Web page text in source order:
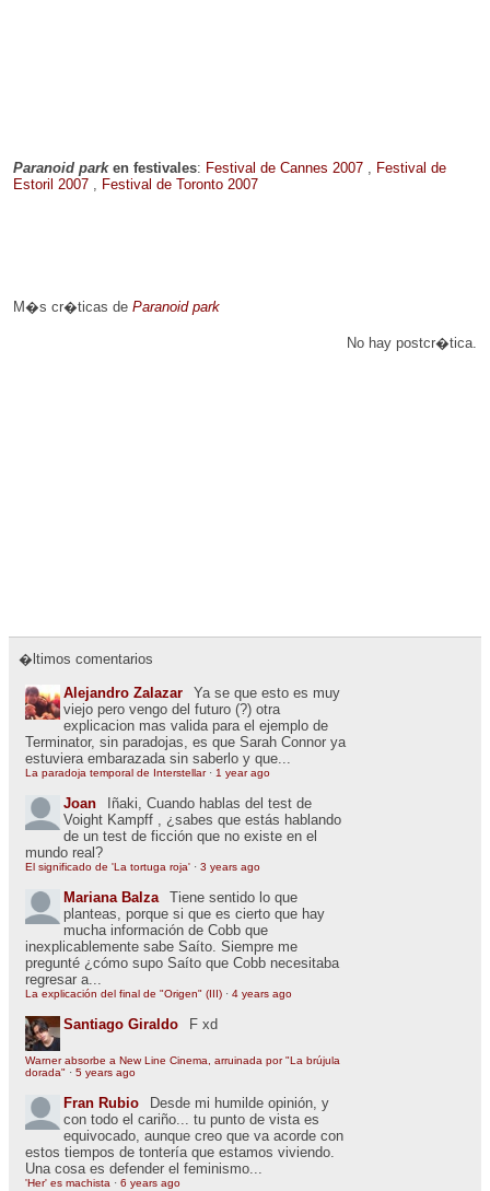
Paranoid parken festivales: Festival de Cannes 2007 , Festival de
Estoril 2007 , Festival de Toronto 2007
M�s cr�ticas deParanoid park
No hay postcr�tica.
�ltimos comentarios
Alejandro Zalazar
Ya se que esto es muy
viejo pero vengo del futuro (?) otra
explicacion mas valida para el ejemplo de
Terminator, sin paradojas, es que Sarah Connor ya
estuviera embarazada sin saberlo y que...
La paradoja temporal de Interstellar· 1 year ago
Joan
Iñaki, Cuando hablas del test de
Voight Kampff , ¿sabes que estás hablando
de un test de ficción que no existe en el
mundo real?
El significado de 'La tortuga roja' · 3 years ago
Mariana Balza
Tiene sentido lo que
planteas, porque si que es cierto que hay
mucha información de Cobb que
inexplicablemente sabe Saíto. Siempre me
pregunté ¿cómo supo Saíto que Cobb necesitaba
regresar a...
La explicación del final de "Origen" (III) · 4 years ago
Santiago Giraldo F xd
Warner absorbe a New Line Cinema, arruinada por "La brújula
dorada" · 5 years ago
Fran Rubio
Desde mi humilde opinión, y
con todo el cariño... tu punto de vista es
equivocado, aunque creo que va acorde con
estos tiempos de tontería que estamos viviendo.
Una cosa es defender el feminismo...
'Her' es machista · 6 years ago